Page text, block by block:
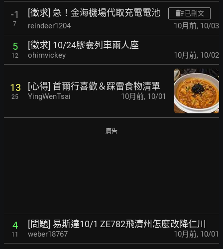
-1
7
[徵求] 急！金海機場代取充電電池 已刪文
reindeer1204 10月前, 10/03
5
12
[徵求] 10/24膠囊列車兩人座
ohimvickey 10月前, 10/02
13
25
[心得] 首爾行喜歡＆踩雷食物清單
YingWenTsai 10月前, 10/01
廣告
4
11
[問題] 易斯達10/1 ZE782飛清州怎麼改降仁川
weber18767 10月前, 10/01